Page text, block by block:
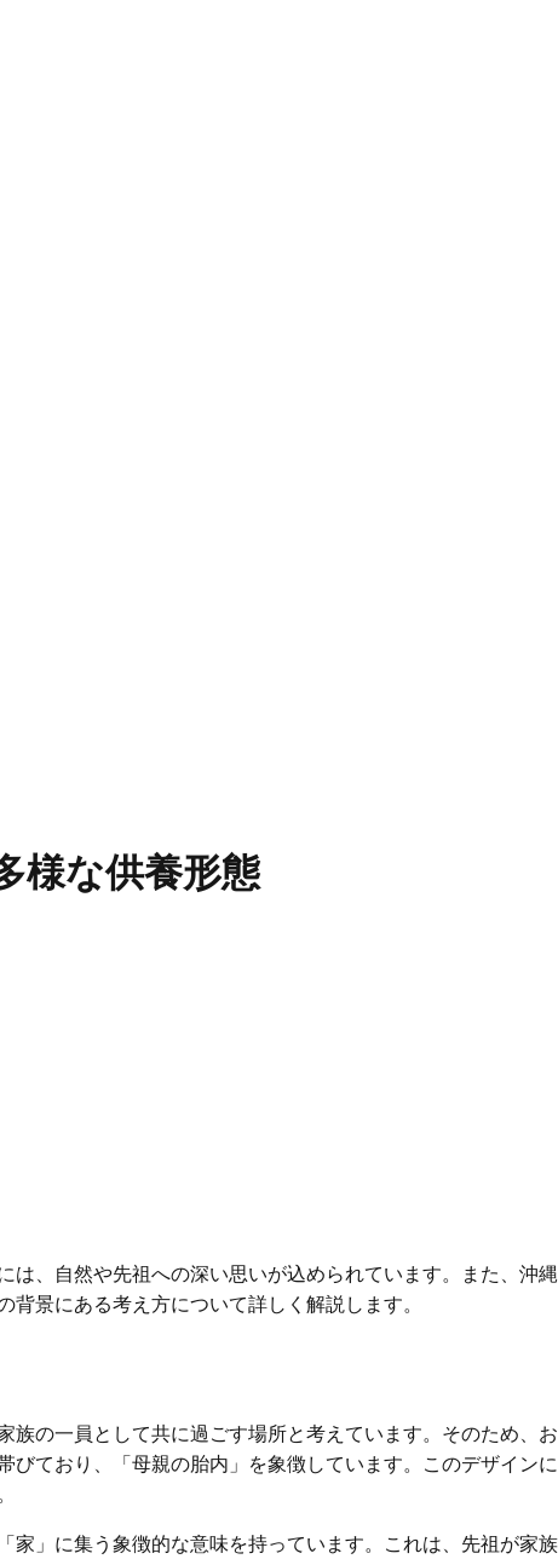
様な供養形態
、自然や先祖への深い思いが込められています。また、沖縄
景にある考え方について詳しく解説します。
族の一員として共に過ごす場所と考えています。そのため、お
ており、「母親の胎内」を象徴しています。このデザインに
」に集う象徴的な意味を持っています。これは、先祖が家族